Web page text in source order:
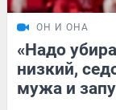
ОН И ОНА
«Надо
низкий,
мужа и